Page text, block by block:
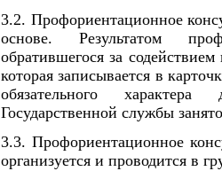
3.2. Профориентационное
основе. Результатом
обратившегося за содействием
которая записывается в
обязательного
Государственной службы
3.3. Профориентационное
организуется и проводится в